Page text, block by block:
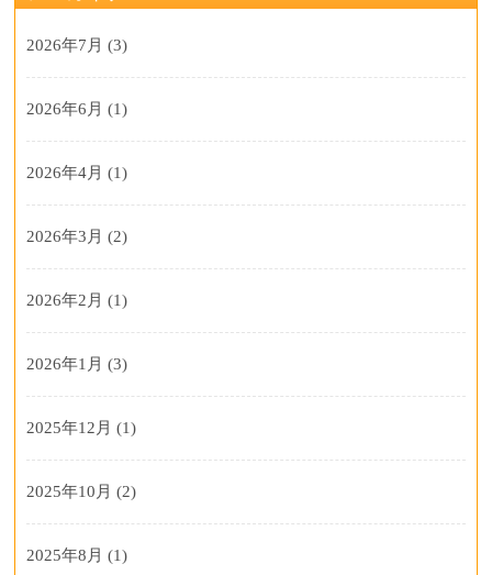
2026年7月 (3)
2026年6月 (1)
2026年4月 (1)
2026年3月 (2)
2026年2月 (1)
2026年1月 (3)
2025年12月 (1)
2025年10月 (2)
2025年8月 (1)